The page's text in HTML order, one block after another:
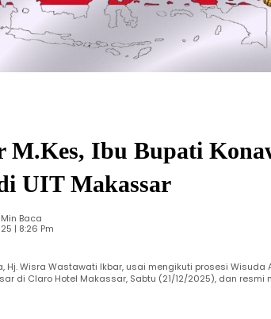
M.Kes, Ibu Bupati
UIT Makassar
Baca
| 8:26 Pm
Hj. Wisra Wastawati Ikbar, usai mengikuti prosesi Wisuda
di Claro Hotel Makassar, Sabtu (21/12/2025), dan